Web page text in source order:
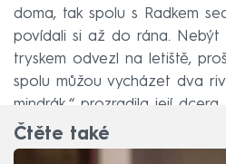
doma, tak spolu s Radkem
povídali si až do rána. Nebýt
tryskem odvezl na letiště,
spolu můžou vycházet dva
mindrák,“ prozradila její dcera
Čtěte také